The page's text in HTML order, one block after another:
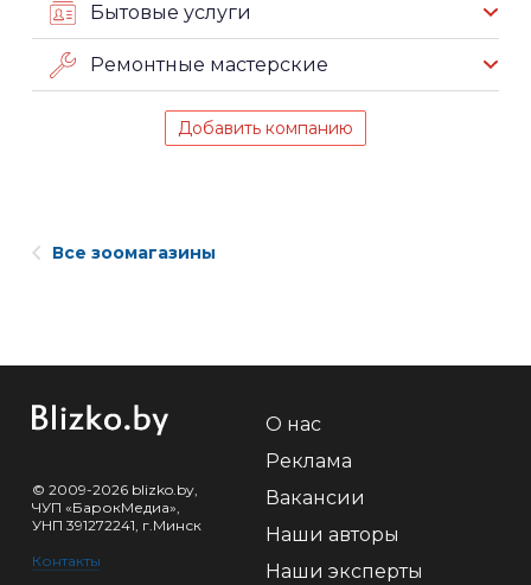
Бытовые услуги
Ремонтные мастерские
Добавить компанию
Все зоомагазины
© 2009-2026 blizko.by,
ЧУП «БарокМедиа»,
УНП 391272241, г.Минск
Контакты
О нас
Реклама
Вакансии
Наши авторы
Наши эксперты